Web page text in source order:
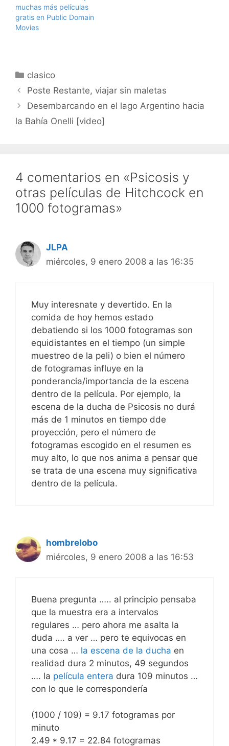
muchas más películas
gratis en Public Domain
Movies
Categorías
clasico
Poste Restante, viajar sin maletas
Desembarcando en el lago Argentino hacia
la Bahía Onelli [video]
4 comentarios en «Psicosis y
otras películas de Hitchcock en
1000 fotogramas»
JLPA
miércoles, 9 enero 2008 a las 16:35
Muy interesnate y devertido. En la
comida de hoy hemos estado
debatiendo si los 1000 fotogramas son
equidistantes en el tiempo (un simple
muestreo de la peli) o bien el número
de fotogramas influye en la
ponderancia/importancia de la escena
dentro de la película. Por ejemplo, la
escena de la ducha de Psicosis no durá
más de 1 minutos en tiempo dde
proyección, pero el número de
fotogramas escogido en el resumen es
muy alto, lo que nos anima a pensar que
se trata de una escena muy significativa
dentro de la película.
hombrelobo
miércoles, 9 enero 2008 a las 16:53
Buena pregunta ….. al principio pensaba
que la muestra era a intervalos
regulares … pero ahora me asalta la
duda …. a ver … pero te equivocas en
una cosa … la escena de la ducha en
realidad dura 2 minutos, 49 segundos
…. la película entera dura 109 minutos …
con lo que le correspondería
(1000 / 109) = 9.17 fotogramas por
minuto
2.49 * 9.17 = 22.84 fotogramas